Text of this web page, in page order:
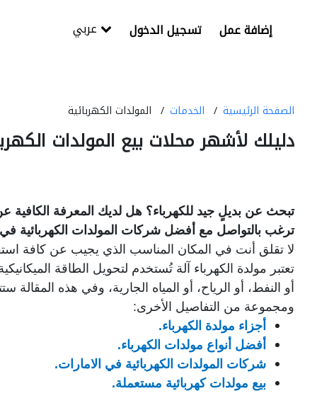
تسجيل الدخول إضافة عمل
الصفحة الرئيسية الخدمات المولدات الكهربائية
دليلك لأشهر محلات بيع المولدات
تبحث عن بديلٍ جيد للكهرباء؟ هل لديك المعرفة الكافية
ترغب بالتواصل مع أفضل شركات المولدات الكهربائية في
لا تقلق أنت في المكان المناسب الذي يجيب عن كافة
تعتبر مولدة الكهرباء آلة تُستخدم لتحويل الطاقة
أو النفط، أو الرياح، أو المياه الجارية، وفي هذه
ومجموعة من التفاصيل الأخرى:
أجزاء مولدة الكهرباء.
أفضل أنواع مولدات الكهرباء.
شركات المولدات الكهربائية في الامارات.
بيع مولدات كهربائية مستعملة.